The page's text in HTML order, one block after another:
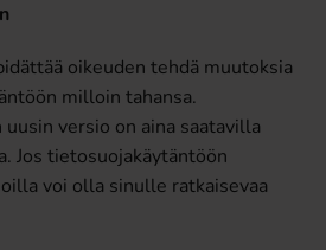
oikeuden tehdä muutoksia
milloin tahansa.
versio on aina saatavilla
Jos tietosuojakäytäntöön
voi olla sinulle ratkaisevaa